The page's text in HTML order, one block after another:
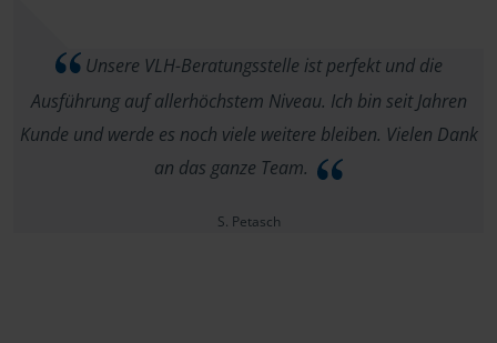
Unsere VLH-Beratungsstelle ist perfekt und die
Ausführung auf allerhöchstem Niveau. Ich bin seit Jahren
Kunde und werde es noch viele weitere bleiben. Vielen Dank
an das ganze Team.
S. Petasch